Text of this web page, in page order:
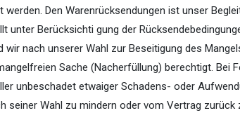
Den Warenrücksendungen ist unser
unter Berücksichti­ gung der
wir nach unserer Wahl zur Beseitigung des
Sache (Nacherfüllung) berechtigt. Bei
unbeschadet etwaiger Schadens- oder
seiner Wahl zu mindern oder vom Vertrag zurück­